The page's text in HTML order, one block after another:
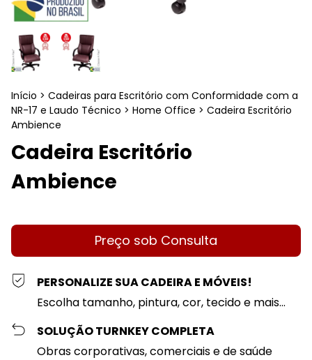
Início > Cadeiras para Escritório com Conformidade com a
NR-17 e Laudo Técnico > Home Office > Cadeira Escritório
Ambience
Cadeira Escritório
Ambience
PERSONALIZE SUA CADEIRA E MÓVEIS!
Escolha tamanho, pintura, cor, tecido e mais...
SOLUÇÃO TURNKEY COMPLETA
Obras corporativas, comerciais e de saúde